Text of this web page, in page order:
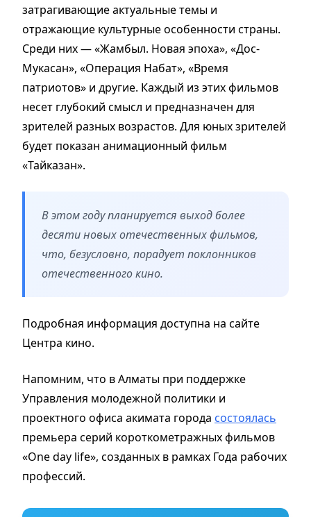
затрагивающие актуальные темы и
отражающие культурные особенности страны.
Среди них — «Жамбыл. Новая эпоха», «Дос-
Мукасан», «Операция Набат», «Время
патриотов» и другие. Каждый из этих фильмов
несет глубокий смысл и предназначен для
зрителей разных возрастов. Для юных зрителей
будет показан анимационный фильм
«Тайказан».
В этом году планируется выход более
десяти новых отечественных фильмов,
что, безусловно, порадует поклонников
отечественного кино.
Подробная информация доступна на сайте
Центра кино.
Напомним, что в Алматы при поддержке
Управления молодежной политики и
проектного офиса акимата города состоялась
премьера серий короткометражных фильмов
«One day life», созданных в рамках Года рабочих
профессий.